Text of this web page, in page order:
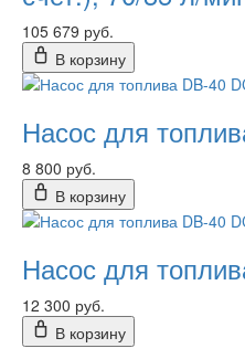
105 679 руб.
В корзину
Насос для
8 800 руб.
В корзину
Насос для
12 300 руб.
В корзину